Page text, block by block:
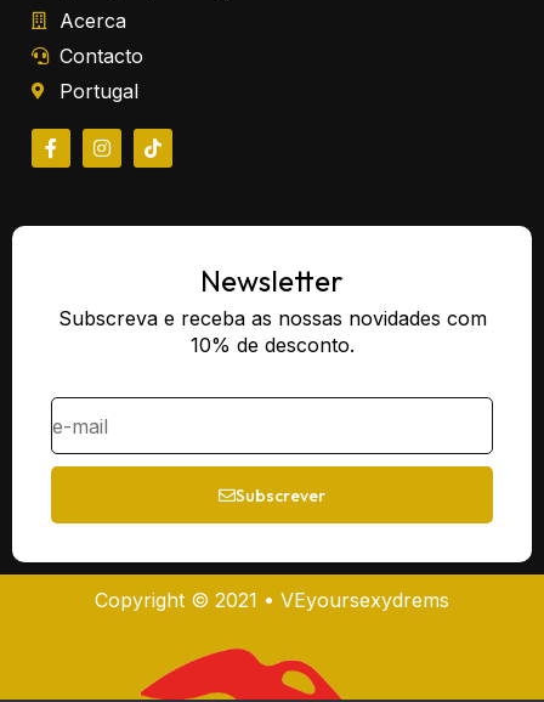
Acerca
Contacto
Portugal
Newsletter
Subscreva e receba as nossas novidades com
10% de desconto.
Subscrever
Copyright © 2021 • VEyoursexydrems